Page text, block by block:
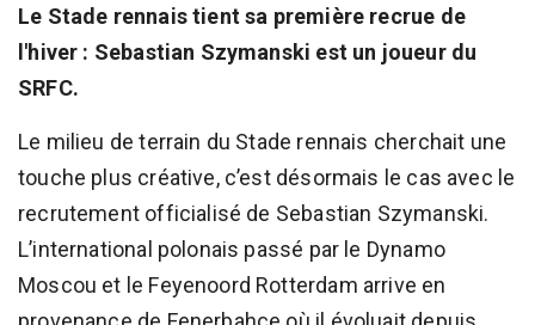
Le Stade rennais tient sa première recrue de
l'hiver : Sebastian Szymanski est un joueur du
SRFC.
Le milieu de terrain du Stade rennais cherchait une
touche plus créative, c’est désormais le cas avec le
recrutement officialisé de Sebastian Szymanski.
L’international polonais passé par le Dynamo
Moscou et le Feyenoord Rotterdam arrive en